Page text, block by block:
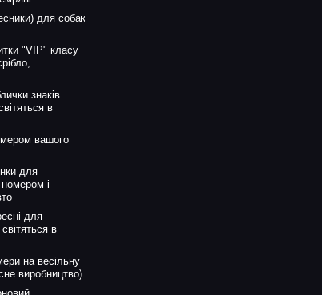
для собак
"VIP" класу
знаків
в
вашого
для
і
для
в
на весільну
виробництво)